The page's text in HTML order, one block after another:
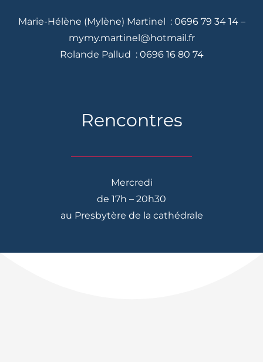
Marie-Hélène (Mylène) Martinel : 0696 79 34 14 –
mymy.martinel@hotmail.fr
Rolande Pallud : 0696 16 80 74
Rencontres
Mercredi
de 17h – 20h30
au Presbytère de la cathédrale